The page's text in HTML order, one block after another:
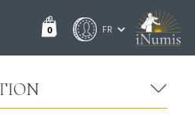
0